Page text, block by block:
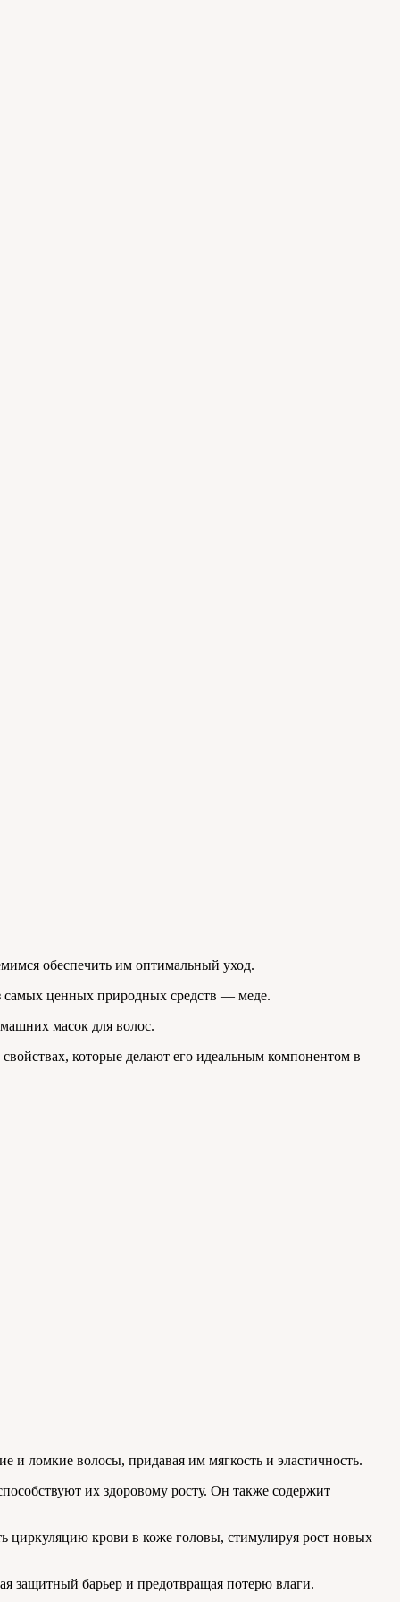
обеспечить им оптимальный уход.
самых ценных природных средств — меде.
масок для волос.
которые делают его идеальным компонентом в
и ломкие волосы, придавая им мягкость и эластичность.
их здоровому росту. Он также содержит
крови в коже головы, стимулируя рост новых
защитный барьер и предотвращая потерю влаги.